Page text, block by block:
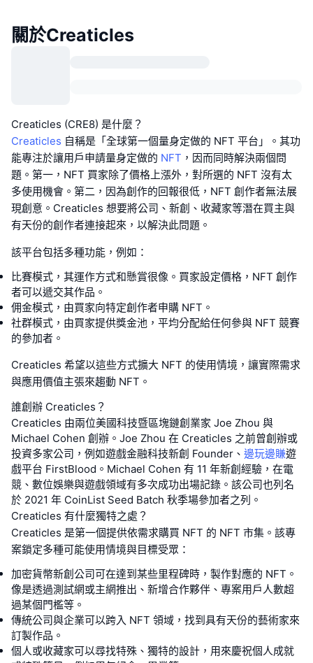
關於Creaticles
Creaticles (CRE8) 是什麼？
Creaticles 自稱是「全球第一個量身定做的 NFT 平台」。其功
能專注於讓用戶申請量身定做的 NFT ，因而同時解決兩個問
題。第一，NFT 買家除了價格上漲外，對所選的 NFT 沒有太
多使用機會。第二，因為創作的回報很低，NFT 創作者無法展
現創意。Creaticles 想要將公司、新創、收藏家等潛在買主與
有天份的創作者連接起來，以解決此問題。
該平台包括多種功能，例如：
比賽模式，其運作方式和懸賞很像。買家設定價格，NFT 創作
者可以遞交其作品。
佣金模式，由買家向特定創作者申購 NFT。
社群模式，由買家提供獎金池，平均分配給任何參與 NFT 競賽
的參加者。
Creaticles 希望以這些方式擴大 NFT 的使用情境，讓實際需求
與應用價值主張來趨動 NFT。
誰創辦 Creaticles？
Creaticles 由兩位美國科技暨區塊鏈創業家 Joe Zhou 與
Michael Cohen 創辦。Joe Zhou 在 Creaticles 之前曾創辦或
投資多家公司，例如遊戲金融科技新創 Founder、 邊玩邊賺遊
戲平台 FirstBlood。Michael Cohen 有 11 年新創經驗，在電
競、數位娛樂與遊戲領域有多次成功出場記錄。該公司也列名
於 2021 年 CoinList Seed Batch 秋季場參加者之列。
Creaticles 有什麼獨特之處？
Creaticles 是第一個提供依需求購買 NFT 的 NFT 市集。該專
案鎖定多種可能使用情境與目標受眾：
加密貨幣新創公司可在達到某些里程碑時，製作對應的 NFT。
像是透過測試網或主網推出、新增合作夥伴、專案用戶人數超
過某個門檻等。
傳統公司與企業可以跨入 NFT 領域，找到具有天份的藝術家來
訂製作品。
個人或收藏家可以尋找特殊、獨特的設計，用來慶祝個人成就